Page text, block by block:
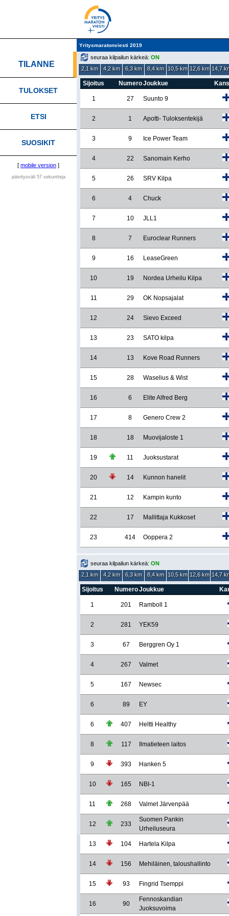
Yritysmaratonviesti 2019
TILANNE
TULOKSET
ETSI
SUOSIKIT
[ mobile version ]
päivitysväli 57 sekuntteja
seuraa kilpailun kärkeä: ON
2,1 km
4,2 km 6,3 km 8,4 km 10,5 km 12,6 km 14,7
Sijoitus NumeroJoukkue
1 27 Suunto 9
2 1 Apotti- Tuloksentekijä
3 9 Ice Power Team
4 22 Sanomain Kerho
5 26 SRV Kilpa
6 4 Chuck
7 10 JLL1
8 7 Euroclear Runners
9 16 LeaseGreen
10 19 Nordea Urheilu Kilpa
11 29 OK Nopsajalat
12 24 Sievo Exceed
13 23 SATO kilpa
14 13 Kove Road Runners
15 28 Waselius & Wist
16 6 Elite Alfred Berg
17 8 Genero Crew 2
18 18 Muovijaloste 1
19 11 Juoksustarat
20 14 Kunnon hanelit
21 12 Kampin kunto
22 17 Mallittaja Kukkoset
23 414 Ooppera 2
seuraa kilpailun kärkeä: ON
2,1 km
4,2 km 6,3 km 8,4 km 10,5 km 12,6 km 14,7
Sijoitus NumeroJoukkue
1 201 Ramboll 1
2 281 YEK59
3 67 Berggren Oy 1
4 267 Valmet
5 167 Newsec
6 89 EY
6 407 Heltti Healthy
8 117 Ilmatieteen laitos
9 393 Hanken 5
10 165 NBI-1
11 268 Valmet Järvenpää
12 233
Suomen Pankin
Urheiluseura
13 104 Hartela Kilpa
14 156 Mehiläinen, taloushallinto
15 93 Fingrid Tsemppi
16 90
Fennoskandian
Juoksuvoima